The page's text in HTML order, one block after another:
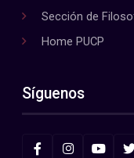
Sección de
Home PUCP
Síguenos